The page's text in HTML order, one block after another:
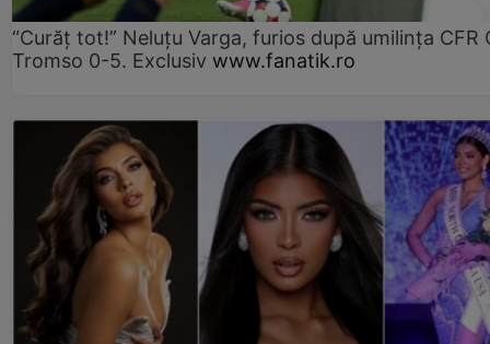
“Curăț tot!” Neluțu Varga, furios după umilința CFR
Tromso 0-5. Exclusiv www.fanatik.ro